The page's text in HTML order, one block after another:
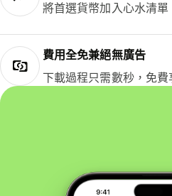
將首選貨幣加入心水清
費用全免兼絕無廣告
下載過程只需數秒，免費